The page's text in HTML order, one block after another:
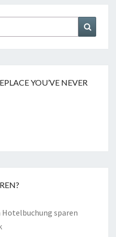
YOU’VE NEVER
Hotelbuchung sparen